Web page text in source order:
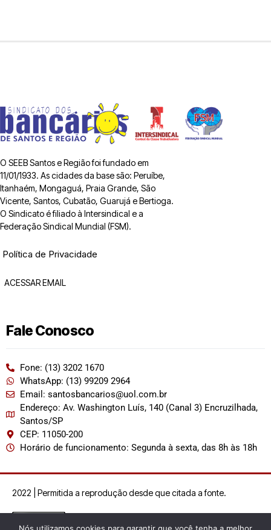
O SEEB Santos e Região foi fundado em
11/01/1933. As cidades da base são: Peruíbe,
Itanhaém, Mongaguá, Praia Grande, São
Vicente, Santos, Cubatão, Guarujá e Bertioga.
O Sindicato é filiado à Intersindical e a
Federação Sindical Mundial (FSM).
Política de Privacidade
ACESSAR EMAIL
Fale Conosco
Fone: (13) 3202 1670
WhatsApp: (13) 99209 2964
Email: santosbancarios@uol.com.br
Endereço: Av. Washington Luís, 140 (Canal 3) Encruzilhada,
Santos/SP
CEP: 11050-200
Horário de funcionamento: Segunda à sexta, das 8h às 18h
2022 | Permitida a reprodução desde que citada a fonte.